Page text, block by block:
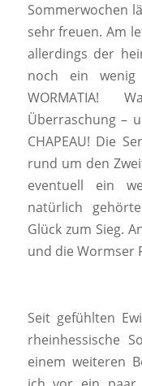
Sommerwochen
sehr freuen. Am
allerdings der
noch ein wenig
WORMATIA!
Überraschung –
CHAPEAU! Die
rund um den
eventuell ein
natürlich
Glück zum Sieg.
und die Wormser
Seit gefühlten
rheinhessische
einem weiteren